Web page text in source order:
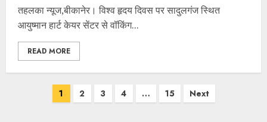
तहलका न्यूज,बीकानेर। विश्व हृदय दिवस पर सादुलगंज स्थित
आयुष्मान हार्ट केयर सेंटर से वॉकिंग...
READ MORE
1 2 3 4 … 15 Next